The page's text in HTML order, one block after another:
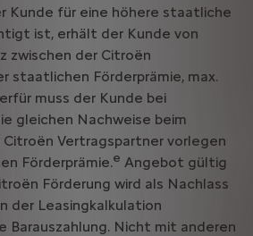
Kunde für eine höhere staatliche
ist, erhält der Kunde von
zwischen der Citroën
staatlichen Förderprämie, max.
muss der Kunde bei
gleichen Nachweise beim
Vertragspartner vorlegen
Förderprämie.e Angebot gültig
Förderung wird als Nachlass
der Leasingkalkulation
Barauszahlung. Nicht mit anderen